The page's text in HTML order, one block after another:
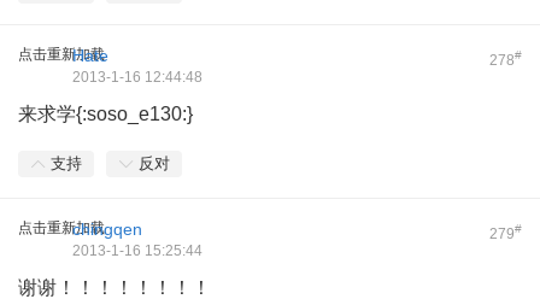
点击重新加载 278#
Hate
2013-1-16 12:44:48
来求学{:soso_e130:}
支持 反对
点击重新加载 279#
chingqen
2013-1-16 15:25:44
谢谢！！！！！！！！